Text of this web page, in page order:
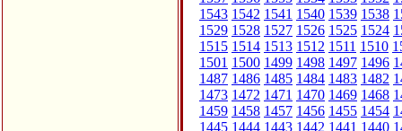
1543 1542 1541 1540 1539 1538
1529 1528 1527 1526 1525 1524
1515 1514 1513 1512 1511 1510
1501 1500 1499 1498 1497 1496
1487 1486 1485 1484 1483 1482
1473 1472 1471 1470 1469 1468
1459 1458 1457 1456 1455 1454
1445 1444 1443 1442 1441 1440